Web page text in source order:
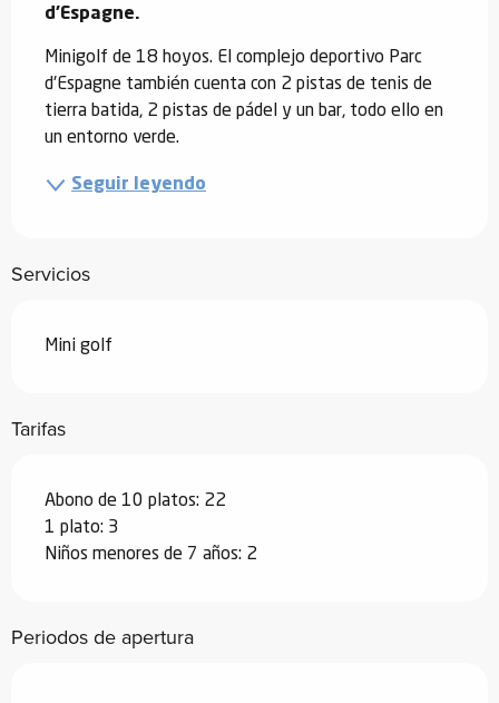
d'Espagne.
Minigolf de 18 hoyos. El complejo deportivo Parc
d'Espagne también cuenta con 2 pistas de tenis de
tierra batida, 2 pistas de pádel y un bar, todo ello en
un entorno verde.
Seguir leyendo
Servicios
Mini golf
Tarifas
Abono de 10 platos: 22
1 plato: 3
Niños menores de 7 años: 2
Periodos de apertura